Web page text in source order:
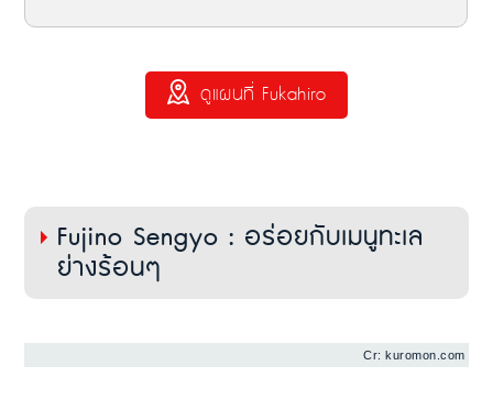
ดูแผนที่ Fukahiro
Fujino Sengyo : อร่อยกับเมนูทะเล
ย่างร้อนๆ
Cr: kuromon.com